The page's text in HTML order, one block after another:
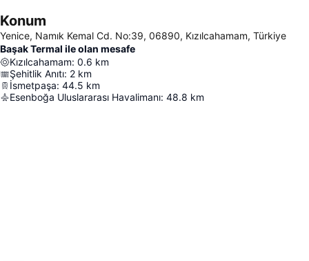
Konum
Yenice, Namık Kemal Cd. No:39, 06890, Kızılcahamam, Türkiye
Başak Termal ile olan mesafe
Kızılcahamam: 0.6 km
Şehitlik Anıtı: 2 km
İsmetpaşa: 44.5 km
Esenboğa Uluslararası Havalimanı: 48.8 km